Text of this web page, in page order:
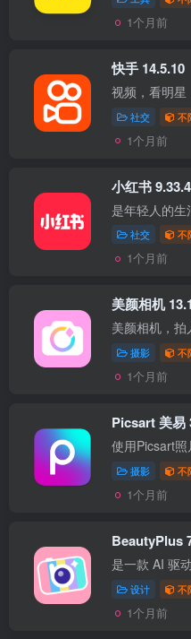
1个月前
快手 14.5.10
社交 不
1个月前
小红书 9.33.4
社交 不
1个月前
美颜相机
摄影 不
1个月前
Picsart 美易
摄影 不
1个月前
BeautyPlus
设计 不
1个月前